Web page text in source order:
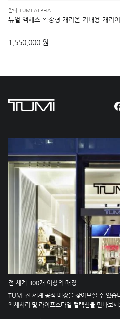
알파 TUMI ALPHA
듀얼 액세스 확장형 캐리온 기내용 캐리어
1,550,000 원
전 세계 300개 이상의 매장
TUMI 전 세계 공식 매장을 찾아보실 수 있습
액세서리 및 라이프스타일 컬렉션을 만나보세